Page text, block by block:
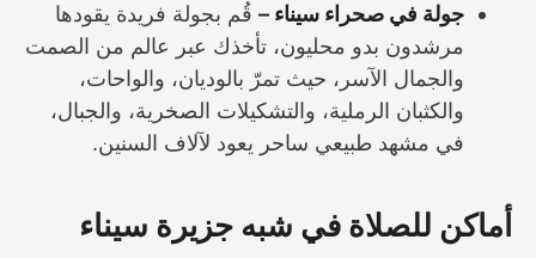
جولة في صحراء سيناء – قُم بجولة فريدة يقودها
مرشدون بدو محليون، تأخذك عبر عالم من الصمت
والجمال الآسر، حيث تمرّ بالوديان، والواحات،
والكثبان الرملية، والتشكيلات الصخرية، والجبال،
في مشهد طبيعي ساحر يعود لآلاف السنين.
أماكن للصلاة في شبه جزيرة سيناء